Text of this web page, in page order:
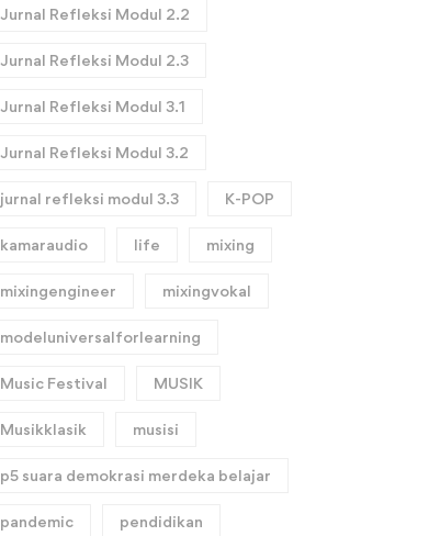
Jurnal Refleksi Modul 2.2
Jurnal Refleksi Modul 2.3
Jurnal Refleksi Modul 3.1
Jurnal Refleksi Modul 3.2
jurnal refleksi modul 3.3 K-POP
kamaraudio life mixing
mixingengineer mixingvokal
modeluniversalforlearning
Music Festival MUSIK
Musikklasik musisi
p5 suara demokrasi merdeka belajar
pandemic pendidikan